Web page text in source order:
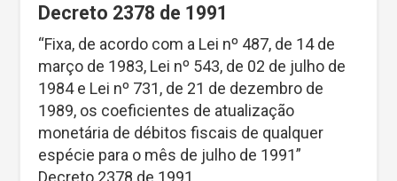
Decreto 2378 de 1991
“Fixa, de acordo com a Lei nº 487, de 14 de
março de 1983, Lei nº 543, de 02 de julho de
1984 e Lei nº 731, de 21 de dezembro de
1989, os coeficientes de atualização
monetária de débitos fiscais de qualquer
espécie para o mês de julho de 1991”
Decreto 2378 de 1991